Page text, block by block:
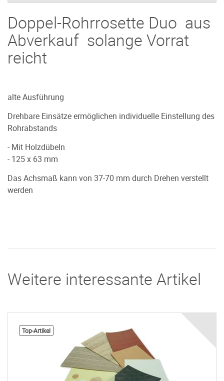
Doppel-Rohrrosette Duo aus
Abverkauf solange Vorrat
reicht
alte Ausführung
Drehbare Einsätze ermöglichen individuelle Einstellung des
Rohrabstands
- Mit Holzdübeln
- 125 x 63 mm
Das Achsmaß kann von 37-70 mm durch Drehen verstellt
werden
Weitere interessante Artikel
Top-Artikel